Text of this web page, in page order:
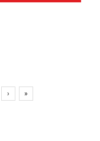
› »